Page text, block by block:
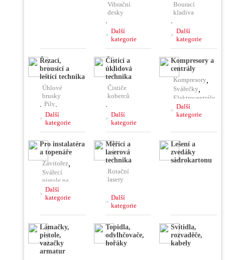
Vibrační
desky
,
Vibrační
pěchy
Vibrační
lišty
, Čerpadla
Ponorné
vibrátory
Míchačky
Další
kategorie
Bourací
kladiva
,
Vrtací
kladiva
kladiva
,
Jádrové
vrtačky
Další
kategorie
Řezací,
brousící a
leštící technika
Úhlové
brusky
, Pily,
Rozbrušovací
pily
Hladičky,
Frézy,
Brusky,
Leštičky,
stříhačky
Další
kategorie
Čistící a
úklidová
technika
Čističe
koberců
,
Stavební
vysavače
podlah
,
Vysokotlaké
čističe
Další
kategorie
Kompresory a
centrály
Kompresory,
Svářečky,
Elektrocentrály
Pájky,
,
Plničky
klimatizace
Další
kategorie
Pro instalatéra
a topenáře
Závitořez,
Svářecí
pistole na
plast
,
kleště
Další
kategorie
Měřící a
laserová
technika
Rotační
lasery
Kombinovaný
laser
,
přístroje
, Váhy,
Úhloměry
Další
kategorie
Lešení a
zvedáky
sádrokartonu
Lámačky,
pistole,
vazačky
armatur
Topidla,
odvlhčovače,
hořáky
Svítidla,
rozvaděče,
kabely